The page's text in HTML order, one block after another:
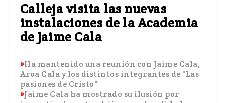
Calleja visita las nuevas
instalaciones de la Academia
de Jaime Cala
Ha mantenido una reunión con Jaime Cala,
Aroa Cala y los distintos integrantes de “Las
pasiones de Cristo"
Jaime Cala ha mostrado su ilusión por